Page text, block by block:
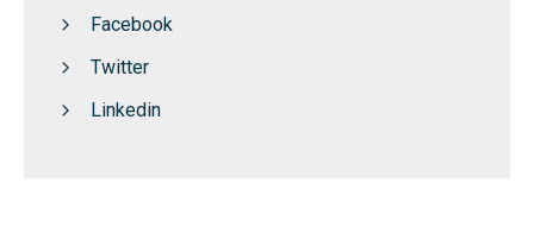
Facebook
Twitter
Linkedin